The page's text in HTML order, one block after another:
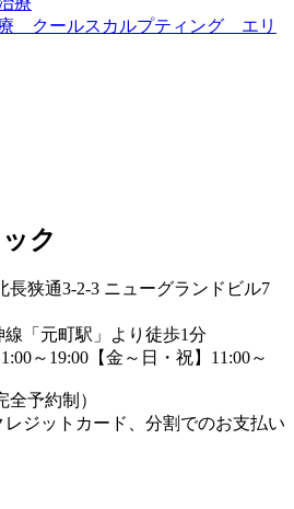
ク
狭通3-2-3 ニューグランドビル7
「元町駅」より徒歩1分
～19:00【金～日・祝】11:00～
予約制）
ジットカード、分割でのお支払い